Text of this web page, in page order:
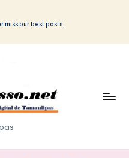
miss our best posts.